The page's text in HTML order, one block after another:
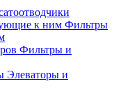
Фильтры
Фильтры и
Элеваторы и